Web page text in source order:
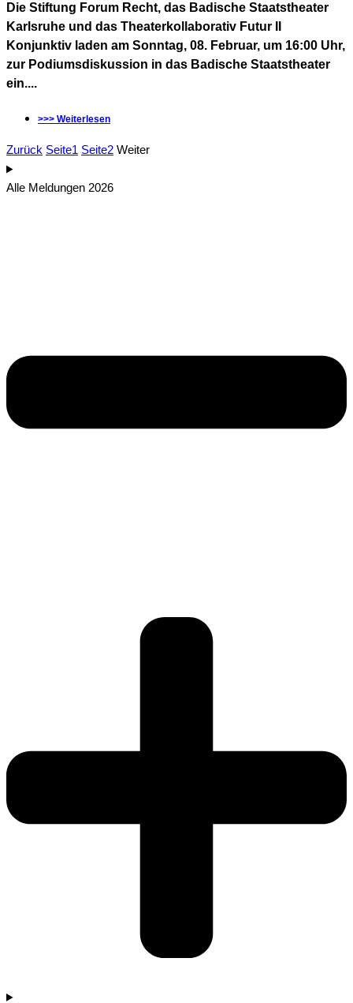
Die Stiftung Forum Recht, das Badische Staatstheater
Karlsruhe und das Theaterkollaborativ Futur II
Konjunktiv laden am Sonntag, 08. Februar, um 16:00 Uhr,
zur Podiumsdiskussion in das Badische Staatstheater
ein....
>>> Weiterlesen
Zurück Seite1 Seite2 Weiter
Alle Meldungen 2026